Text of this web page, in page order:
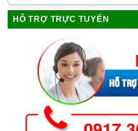
HỖ TRỢ TRỰC TUYẾN